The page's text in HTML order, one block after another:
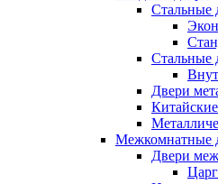
Стальные
Стальные
Двери
Межкомнатные
Двери